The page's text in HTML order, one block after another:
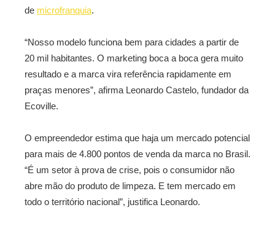
de microfranquia.
“Nosso modelo funciona bem para cidades a partir de
20 mil habitantes. O marketing boca a boca gera muito
resultado e a marca vira referência rapidamente em
praças menores”, afirma Leonardo Castelo, fundador da
Ecoville.
O empreendedor estima que haja um mercado potencial
para mais de 4.800 pontos de venda da marca no Brasil.
“É um setor à prova de crise, pois o consumidor não
abre mão do produto de limpeza. E tem mercado em
todo o território nacional”, justifica Leonardo.